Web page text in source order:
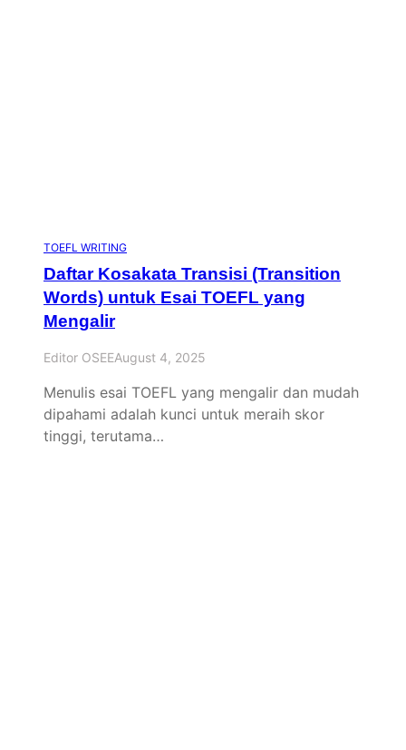
TOEFL WRITING
Daftar Kosakata Transisi (Transition
Words) untuk Esai TOEFL yang
Mengalir
Editor OSEEAugust 4, 2025
Menulis esai TOEFL yang mengalir dan mudah
dipahami adalah kunci untuk meraih skor
tinggi, terutama…